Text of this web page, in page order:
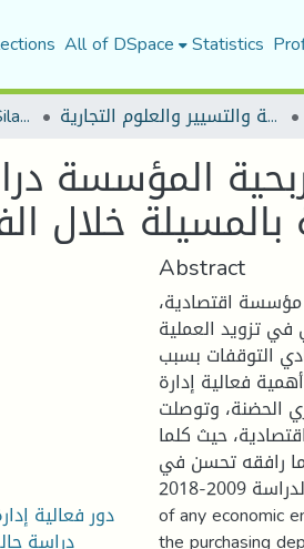
All of DSpace Statistics
Scientific Journals of M'Sila University مجلة العلوم الاقتصادية والتسيير والعلوم التجارية
المؤسسة
خلال
دور فعالية
دراسة
Abstract
اقتصادية،
تزويد العملية
التوقفات بسبب
فعالية إدارة
الحضنة، وتوصلت
حيث كلما
رافقه تحسن في
ربحية المركب خلال فترة الدراسة 2009-2018. One of the most important goals
of any economic
the purchasing